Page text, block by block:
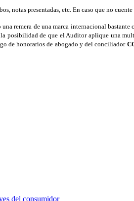
notas presentadas, etc. En caso que no
remera de una marca internacional
posibilidad de que el Auditor aplique una
de honorarios de abogado y del conciliador